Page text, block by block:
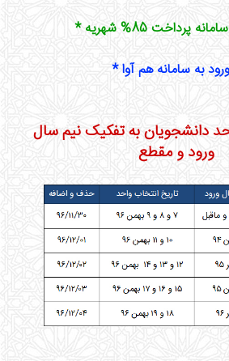
پرداخت 85% شهریه *
به سامانه هم آوا *
دانشجویان به تفکیک نیم سال
ورود و مقطع